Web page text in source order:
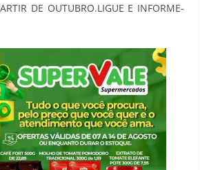
DE OUTUBRO.LIGUE E INFORME-